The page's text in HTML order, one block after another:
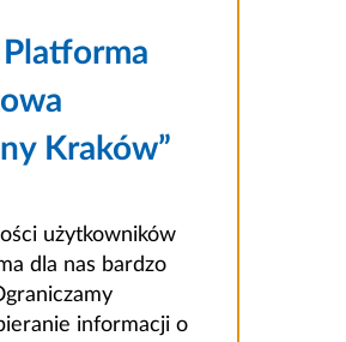
Kraków”
użytkowników
dla nas bardzo
informacji o